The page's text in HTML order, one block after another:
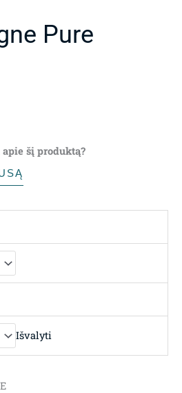
Pure
šį produktą?
Išvalyti